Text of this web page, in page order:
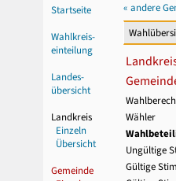
Startseite
Wahlkreis-
einteilung
Landes-
übersicht
Landkreis
Einzeln
Übersicht
Gemeinde
« andere
Wähler
Ungültige
Gültige